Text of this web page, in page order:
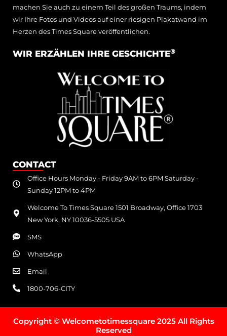
machen Sie auch zu einem Teil des großen Traums, indem
wir Ihre Fotos und Videos auf einer riesigen Plakatwand im
Herzen des Times Square veröffentlichen.
WIR ERZÄHLEN IHRE GESCHICHTE®
CONTACT
Office Hours Monday - Friday 9AM to 6PM Saturday -
Sunday 12PM to 4PM
Welcome To Times Square 1501 Broadway, Office 1703
New York, NY 10036-5505 USA
SMS
WhatsApp
Email
1800-706-CITY
Copyright © Welcometotimessquare 2025 All Rights
Reserved